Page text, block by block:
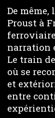
De
Proust à
narration
Le train
où se
et
entre